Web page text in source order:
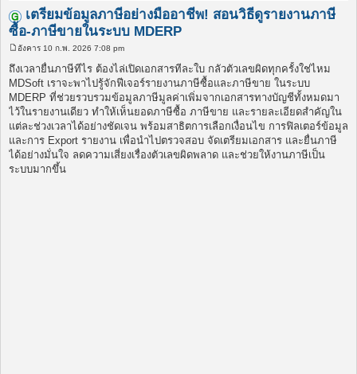
เตรียมข้อมูลภาษีอย่างมืออาชีพ! สอนวิธีดูรายงานภาษี
ซื้อ-ภาษีขายในระบบ MDERP
พ
ส
ต์
อังคาร 10 ก.พ. 2026 7:08 pm
ถึงเวลายื่นภาษีทีไร ต้องไล่เปิดเอกสารทีละใบ กลัวตัวเลขผิดทุกครั้งใช่ไหม
MDSoft เราจะพาไปรู้จักฟีเจอร์รายงานภาษีซื้อและภาษีขาย ในระบบ
MDERP ที่ช่วยรวบรวมข้อมูลภาษีมูลค่าเพิ่มจากเอกสารทางบัญชีทั้งหมดมา
ไว้ในรายงานเดียว ทำให้เห็นยอดภาษีซื้อ ภาษีขาย และรายละเอียดสำคัญใน
แต่ละช่วงเวลาได้อย่างชัดเจน พร้อมสาธิตการเลือกเงื่อนไข การฟิลเตอร์ข้อมูล
และการ Export รายงาน เพื่อนำไปตรวจสอบ จัดเตรียมเอกสาร และยื่นภาษี
ได้อย่างมั่นใจ ลดความเสี่ยงเรื่องตัวเลขผิดพลาด และช่วยให้งานภาษีเป็น
ระบบมากขึ้น